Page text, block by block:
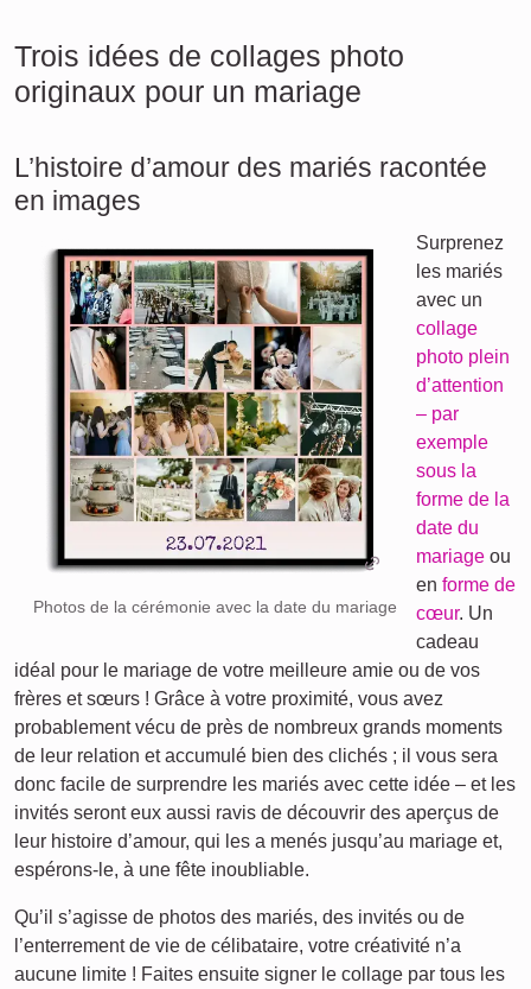
Trois idées de collages photo
originaux pour un mariage
L’histoire d’amour des mariés racontée
en images
Photos de la cérémonie avec la date du mariage
Surprenez
les mariés
avec un
collage
photo plein
d’attention
– par
exemple
sous la
forme de la
date du
mariage ou
en forme de
cœur. Un
cadeau
idéal pour le mariage de votre meilleure amie ou de vos
frères et sœurs ! Grâce à votre proximité, vous avez
probablement vécu de près de nombreux grands moments
de leur relation et accumulé bien des clichés ; il vous sera
donc facile de surprendre les mariés avec cette idée – et les
invités seront eux aussi ravis de découvrir des aperçus de
leur histoire d’amour, qui les a menés jusqu’au mariage et,
espérons-le, à une fête inoubliable.
Qu’il s’agisse de photos des mariés, des invités ou de
l’enterrement de vie de célibataire, votre créativité n’a
aucune limite ! Faites ensuite signer le collage par tous les